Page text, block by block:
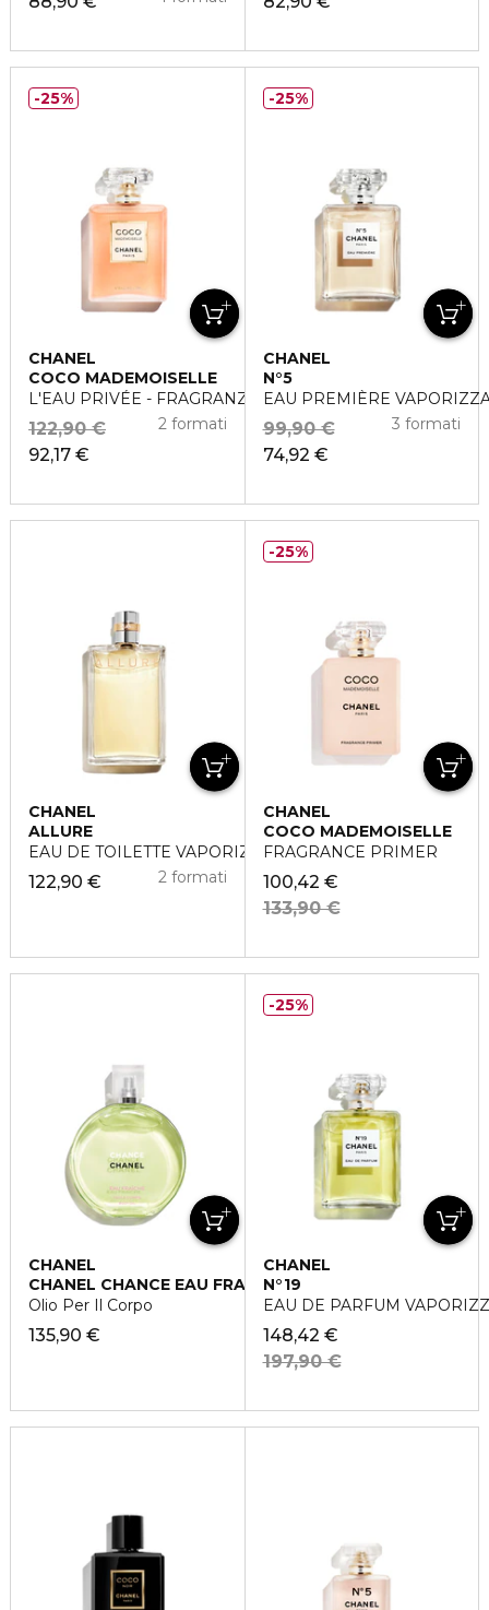
CHANEL
COCO MADEMOISELLE
L'EAU PRIVÉE - FRAGRANZA PER LA NOTTE
92,17 €
122,90 € 2 formati
25%
CHANEL
N°5
EAU PREMIÈRE
74,92 €
99,90 € 3 formati
25%
CHANEL
ALLURE
EAU DE TOILETTE VAPORIZZATORE
122,90 € 2 formati
CHANEL
COCO MADEMOISELLE
FRAGRANCE PRIMER
100,42 €
133,90 €
25%
CHANEL
CHANEL CHANCE EAU FRAÎCHE
Olio Per Il Corpo
135,90 €
CHANEL
N°19
EAU DE PARFUM
148,42 €
197,90 €
25%